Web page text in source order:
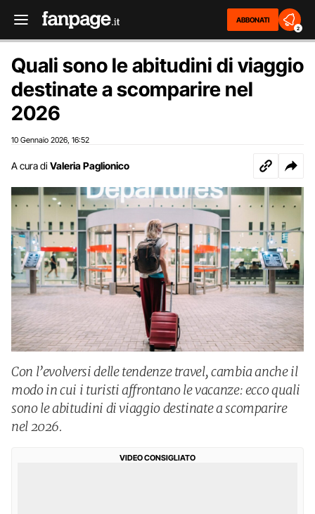
ABBONATI
2
Quali sono le abitudini di viaggio
destinate a scomparire nel
2026
10 Gennaio 2026 16:52
A cura di Valeria Paglionico
Con l’evolversi delle tendenze travel, cambia anche il
modo in cui i turisti affrontano le vacanze: ecco quali
sono le abitudini di viaggio destinate a scomparire
nel 2026.
VIDEO CONSIGLIATO